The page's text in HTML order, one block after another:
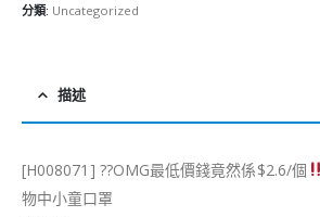
分類: Uncategorized
描述
[H008071] ??OMG最低價錢竟然係$2.6/個
物中小童口罩